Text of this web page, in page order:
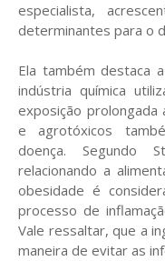
especialista,
determinantes para o
Ela também destaca
indústria química
exposição
e agrotóxicos
doença. Segundo
relacionando a
obesidade é
processo de
Vale ressaltar, que a
maneira de evitar as